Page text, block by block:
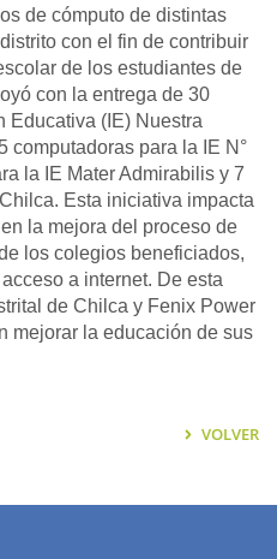
de cómputo de distintas
con el fin de contribuir
de los estudiantes de
con la entrega de 30
Educativa (IE) Nuestra
computadoras para la IE N°
la IE Mater Admirabilis y 7
Esta iniciativa impacta
la mejora del proceso de
los colegios beneficiados,
a internet. De esta
de Chilca y Fenix Power
mejorar la educación de sus
VOLVER